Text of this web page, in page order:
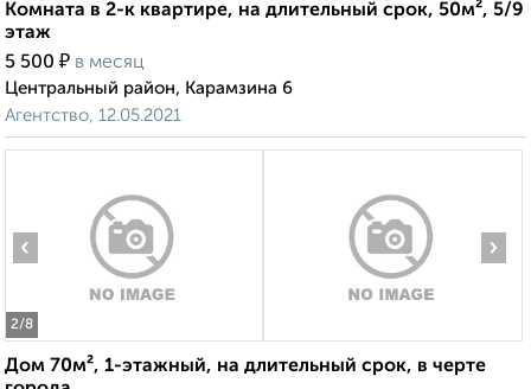
Комната в 2-к квартире, на длительный срок, 50м², 5/9
этаж
5 500 ₽ в месяц
Центральный район, Карамзина 6
Агентство, 12.05.2021
2/8
‹ ›
Дом 70м², 1-этажный, на длительный срок, в черте